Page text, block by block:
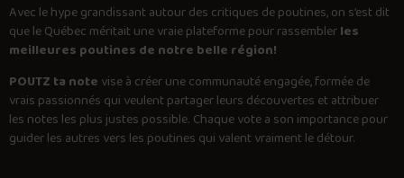
Avec lehypegrandissant autour des critiques de poutines, on s’est dit
que le Québec méritait une vraie plateforme pour rassemblerles
meilleures poutines de notre belle région!
POUTZ ta note vise à créer une communauté engagée, formée de
vrais passionnés qui veulent partager leurs découvertes et attribuer
les notes les plus justes possible. Chaque vote a son importance pour
guider les autres vers les poutines qui valent vraiment le détour.